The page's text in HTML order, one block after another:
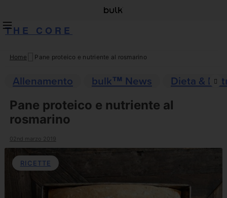
THE CORE
Skip
content
Home Pane proteico e nutriente al rosmarino
Allenamento bulk™ News
Dieta &
Pane proteico e nutriente al
rosmarino
02nd marzo 2019
RICETTE